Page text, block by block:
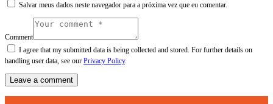
Salvar meus dados neste navegador para a próxima vez que eu comentar.
Comment
I agree that my submitted data is being collected and stored. For further details on
handling user data, see our Privacy Policy.